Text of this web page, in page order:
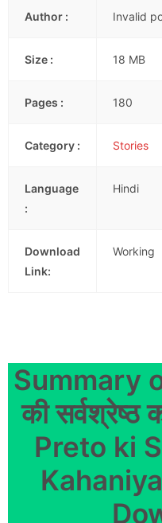
Author : Invalid
Size : 18 MB
Pages : 180
Category : Stories
Language
:
Hindi
Download
Link:
Working
Summary
की सर्वश्रेष्ठ
Preto ki